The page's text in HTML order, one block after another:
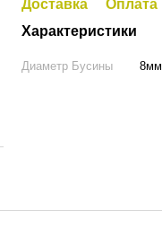
Доставка
Оплата
Характеристики
Диаметр Бусины 8мм